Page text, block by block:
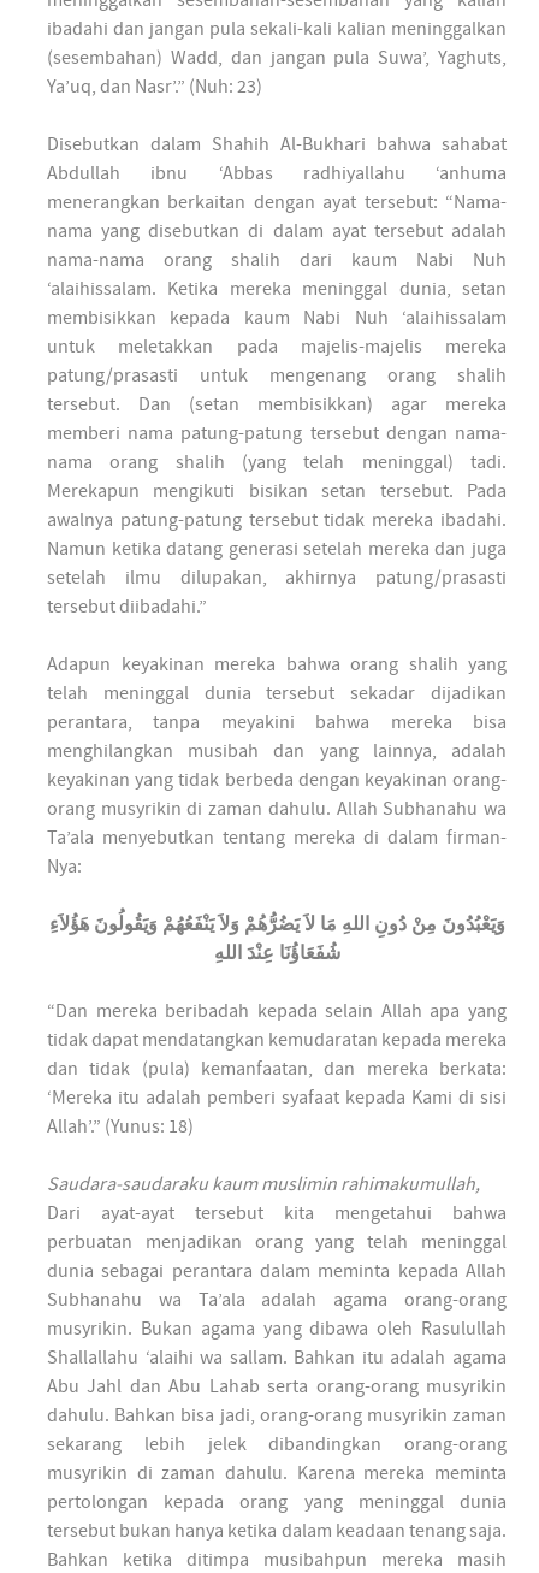
ibadahi dan jangan pula sekali-kali kalian meninggalkan
(sesembahan) Wadd, dan jangan pula Suwa’, Yaghuts,
Ya’uq, dan Nasr’.” (Nuh: 23)
Disebutkan dalam Shahih Al-Bukhari bahwa sahabat
Abdullah ibnu ‘Abbas radhiyallahu ‘anhuma
menerangkan berkaitan dengan ayat tersebut: “Nama-
nama yang disebutkan di dalam ayat tersebut adalah
nama-nama orang shalih dari kaum Nabi Nuh
‘alaihissalam. Ketika mereka meninggal dunia, setan
membisikkan kepada kaum Nabi Nuh ‘alaihissalam
untuk meletakkan pada majelis-majelis mereka
patung/prasasti untuk mengenang orang shalih
tersebut. Dan (setan membisikkan) agar mereka
memberi nama patung-patung tersebut dengan nama-
nama orang shalih (yang telah meninggal) tadi.
Merekapun mengikuti bisikan setan tersebut. Pada
awalnya patung-patung tersebut tidak mereka ibadahi.
Namun ketika datang generasi setelah mereka dan juga
setelah ilmu dilupakan, akhirnya patung/prasasti
tersebut diibadahi.”
Adapun keyakinan mereka bahwa orang shalih yang
telah meninggal dunia tersebut sekadar dijadikan
perantara, tanpa meyakini bahwa mereka bisa
menghilangkan musibah dan yang lainnya, adalah
keyakinan yang tidak berbeda dengan keyakinan orang-
orang musyrikin di zaman dahulu. Allah Subhanahu wa
Ta’ala menyebutkan tentang mereka di dalam firman-
Nya:
وَيَعْبُدُونَ مِنْ دُونِ اللهِ مَا لاَ يَضُرُّهُمْ وَلاَ يَنْفَعُهُمْ وَيَقُولُونَ هَؤُلاَءِ
شُفَعَاؤُنَا عِنْدَ اللهِ
“Dan mereka beribadah kepada selain Allah apa yang
tidak dapat mendatangkan kemudaratan kepada mereka
dan tidak (pula) kemanfaatan, dan mereka berkata:
‘Mereka itu adalah pemberi syafaat kepada Kami di sisi
Allah’.” (Yunus: 18)
Saudara-saudaraku kaum muslimin rahimakumullah,
Dari ayat-ayat tersebut kita mengetahui bahwa
perbuatan menjadikan orang yang telah meninggal
dunia sebagai perantara dalam meminta kepada Allah
Subhanahu wa Ta’ala adalah agama orang-orang
musyrikin. Bukan agama yang dibawa oleh Rasulullah
Shallallahu ‘alaihi wa sallam. Bahkan itu adalah agama
Abu Jahl dan Abu Lahab serta orang-orang musyrikin
dahulu. Bahkan bisa jadi, orang-orang musyrikin zaman
sekarang lebih jelek dibandingkan orang-orang
musyrikin di zaman dahulu. Karena mereka meminta
pertolongan kepada orang yang meninggal dunia
tersebut bukan hanya ketika dalam keadaan tenang saja.
Bahkan ketika ditimpa musibahpun mereka masih